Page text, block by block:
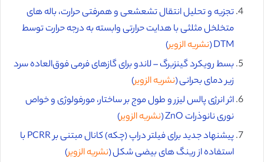
تجزیه و تحلیل انتقال تشعشعی و همرفتی حرارت، باله های
متخلخل مثلثی با هدایت حرارتی وابسته به درجه حرارت توسط
DTM ( نشریه الزویر)
بسط رویکرد گینزبرگ – لاندو برای گازهای فرمی فوق‌العاده سرد
زیر دمای بحرانی (نشریه الزویر)
اثر انرژی پالس لیزر و طول موج بر ساختار، مورفولوژی و خواص
نوری نانوذرات ZnO (
نشریه الزویر)
پیشنهاد جدید برای فیلتر دراپ (چکه) کانال مبتنی بر PCRR با
استفاده از رینگ های بیضی شکل (نشریه الزویر)